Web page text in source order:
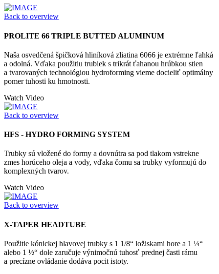
Back to overview
PROLITE 66 TRIPLE BUTTED ALUMINUM
Naša osvedčená špičková hliníková zliatina 6066 je extrémne ľahká
a odolná. Vďaka použitiu trubiek s trikrát ťahanou hrúbkou stien
a tvarovaných technológiou hydroforming vieme docieliť optimálny
pomer tuhosti ku hmotnosti.
Watch Video
Back to overview
HFS - HYDRO FORMING SYSTEM
Trubky sú vložené do formy a dovnútra sa pod tlakom vstrekne
zmes horúceho oleja a vody, vďaka čomu sa trubky vyformujú do
komplexných tvarov.
Watch Video
Back to overview
X-TAPER HEADTUBE
Použitie kónickej hlavovej trubky s 1 1/8“ ložiskami hore a 1 ¼“
alebo 1 ½“ dole zaručuje výnimočnú tuhosť prednej časti rámu
a precízne ovládanie dodáva pocit istoty.